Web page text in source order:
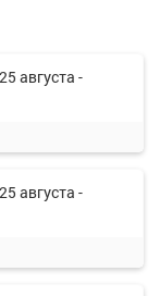
августа -
августа -